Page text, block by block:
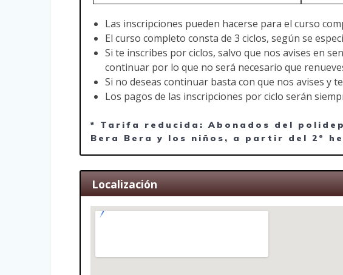
Las inscripciones pueden hacerse para el curso
El curso completo consta de 3 ciclos, según se
Si te inscribes por ciclos, salvo que nos avises en
continuar por lo que no será necesario que
Si no deseas continuar basta con que nos avises y
Los pagos de las inscripciones por ciclo serán
* Tarifa reducida: Abonados del
Bera Bera y los niños, a partir del 2º
Localización